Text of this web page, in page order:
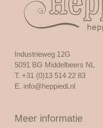
Industrieweg 12G
5091 BG Middelbeers NL
T. +31 (0)13 514 22 83
E. info@heppiedi.nl
Meer informatie